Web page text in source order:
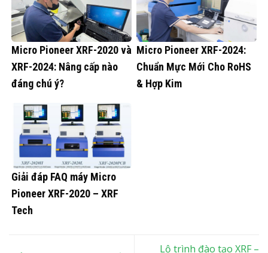
Micro Pioneer XRF-2020 và
XRF-2024: Nâng cấp nào
đáng chú ý?
Micro Pioneer XRF-2024:
Chuẩn Mực Mới Cho RoHS
& Hợp Kim
Giải đáp FAQ máy Micro
Pioneer XRF-2020 – XRF
Tech
Lộ trình đào tạo XRF –